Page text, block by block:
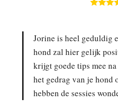
Jorine is heel geduldig
hond zal hier gelijk
krijgt goede tips mee
het gedrag van je hond
hebben de sessies